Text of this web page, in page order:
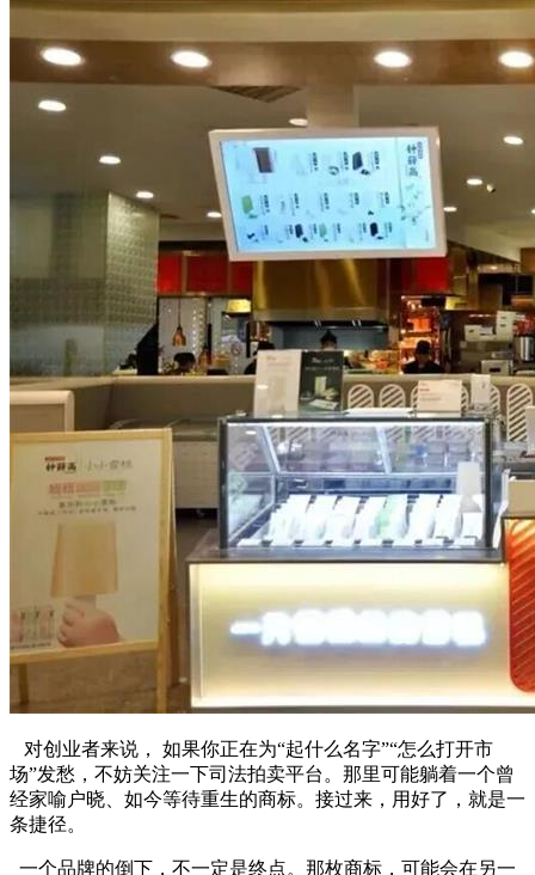
对创业者来说， 如果你正在为“起什么名字”“怎么打开市
场”发愁，不妨关注一下司法拍卖平台。那里可能躺着一个曾
经家喻户晓、如今等待重生的商标。接过来，用好了，就是一
条捷径。
一个品牌的倒下，不一定是终点。那枚商标，可能会在另一